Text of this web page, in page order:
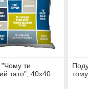
ти
тато", 40х40